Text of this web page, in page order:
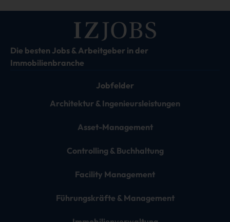
Die besten Jobs & Arbeitgeber in der
Immobilienbranche
Jobfelder
Architektur & Ingenieursleistungen
Asset-Management
Controlling & Buchhaltung
Facility Management
Führungskräfte & Management